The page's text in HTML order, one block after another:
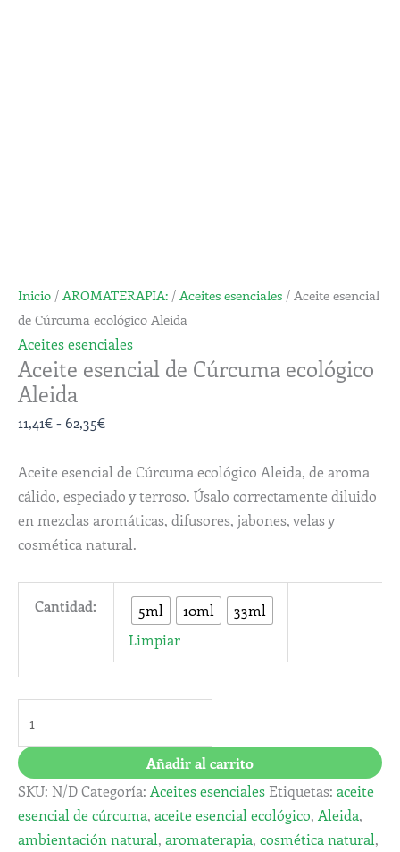
Inicio / AROMATERAPIA: / Aceites esenciales / Aceite esencial
de Cúrcuma ecológico Aleida
Aceites esenciales
Aceite esencial de Cúrcuma ecológico
Aleida
11,41€- 62,35€
Aceite esencial de Cúrcuma ecológico Aleida, de aroma
cálido, especiado y terroso. Úsalo correctamente diluido
en mezclas aromáticas, difusores, jabones, velas y
cosmética natural.
Cantidad: 5ml 10ml 33ml
Limpiar
Añadir al carrito
SKU: N/DCategoría: Aceites esenciales Etiquetas: aceite
esencial de cúrcuma, aceite esencial ecológico, Aleida,
ambientación natural, aromaterapia, cosmética natural,